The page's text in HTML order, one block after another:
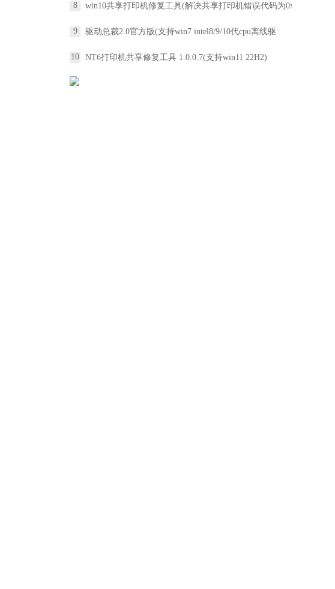
8 win10共享打印机修复工具(解决共享打印机错误代码为0x
9 驱动总裁2.0官方版(支持win7 intel8/9/10代cpu离线驱
10 NT6打印机共享修复工具 1.0.0.7(支持win11 22H2)